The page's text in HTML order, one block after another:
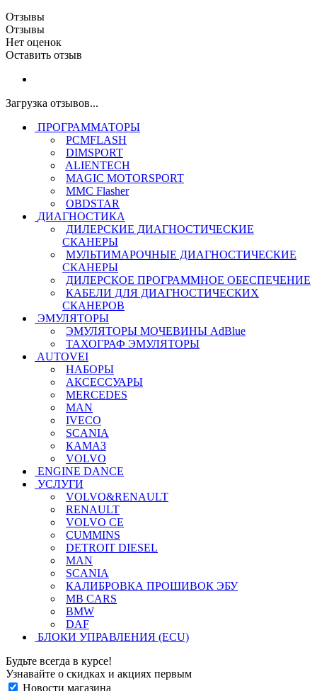
Отзывы
Отзывы
Нет оценок
Оставить отзыв
Загрузка отзывов...
ПРОГРАММАТОРЫ
PCMFLASH
DIMSPORT
ALIENTECH
MAGIC MOTORSPORT
MMC Flasher
OBDSTAR
ДИАГНОСТИКА
ДИЛЕРСКИЕ ДИАГНОСТИЧЕСКИЕ
СКАНЕРЫ
МУЛЬТИМАРОЧНЫЕ ДИАГНОСТИЧЕСКИЕ
СКАНЕРЫ
ДИЛЕРСКОЕ ПРОГРАММНОЕ ОБЕСПЕЧЕНИЕ
КАБЕЛИ ДЛЯ ДИАГНОСТИЧЕСКИХ
СКАНЕРОВ
ЭМУЛЯТОРЫ
ЭМУЛЯТОРЫ МОЧЕВИНЫ АdBlue
ТАХОГРАФ ЭМУЛЯТОРЫ
AUTOVEI
НАБОРЫ
АКСЕССУАРЫ
MERCEDES
MAN
IVECO
SCANIA
КАМАЗ
VOLVO
ENGINE DANCE
УСЛУГИ
VOLVO&RENAULT
RENAULT
VOLVO CE
CUMMINS
DETROIT DIESEL
MAN
SCANIA
КАЛИБРОВКА ПРОШИВОК ЭБУ
MB CARS
BMW
DAF
БЛОКИ УПРАВЛЕНИЯ (ECU)
Будьте всегда в курсе!
Узнавайте о скидках и акциях первым
Новости магазина